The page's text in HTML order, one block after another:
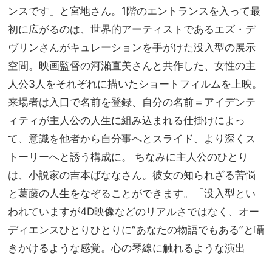
ンスです」と宮地さん。1階のエントランスを入って最
初に広がるのは、世界的アーティストであるエズ・デ
ヴリンさんがキュレーションを手がけた没入型の展示
空間。映画監督の河瀨直美さんと共作した、女性の主
人公3人をそれぞれに描いたショートフィルムを上映。
来場者は入口で名前を登録、自分の名前＝アイデンテ
ィティが主人公の人生に組み込まれる仕掛けによっ
て、意識を他者から自分事へとスライド、より深くス
トーリーへと誘う構成に。 ちなみに主人公のひとり
は、小説家の吉本ばななさん。彼女の知られざる苦悩
と葛藤の人生をなぞることができます。「没入型とい
われていますが4D映像などのリアルさではなく、オー
ディエンスひとりひとりに“あなたの物語でもある”と囁
きかけるような感覚。心の琴線に触れるような演出